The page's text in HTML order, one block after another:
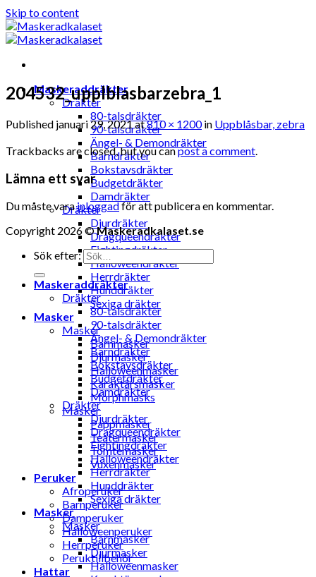
Skip to content
Maskeraddräkter
Dräkter
80-talsdräkter
90-talsdräkter
Ängel- & Demondräkter
Barndräkter
Bokstavsdräkter
Budgetdräkter
Damdräkter
Dräkter
Djurdräkter
Dragqueendräkter
Fightingdräkter
Halloweendräkter
Herrdräkter
Hunddräkter
Sexiga dräkter
Masker
Masker
Barnmasker
Djurmasker
Halloweenmasker
Karaktärsmasker
Morphmasks
Masker
Pappmasker
Teatermasker
Tomtemasker
Vuxenmasker
Peruker
Afroperuker
Barnperuker
Damperuker
Halloweenperuker
Herrperuker
Peruktillbehör
Hattar
204532_upplblasbarzebra_1
Published januari 29, 2021at810 × 1200in Uppblåsbar, zebra
Trackbacks are closed, but you canpost a comment.
Lämna ett svar
Du måste varainloggadför att publicera en kommentar.
Copyright 2026 ©Maskeradkalaset.se
Sök efter:
Maskeraddräkter
Dräkter
80-talsdräkter
90-talsdräkter
Ängel- & Demondräkter
Barndräkter
Bokstavsdräkter
Budgetdräkter
Damdräkter
Dräkter
Djurdräkter
Dragqueendräkter
Fightingdräkter
Halloweendräkter
Herrdräkter
Hunddräkter
Sexiga dräkter
Masker
Masker
Barnmasker
Djurmasker
Halloweenmasker